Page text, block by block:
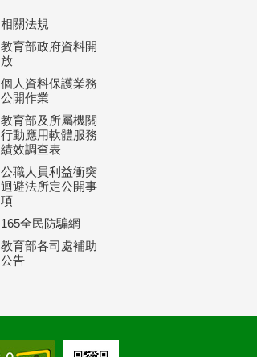
相關法規
教育部政府資料開
放
個人資料保護業務
公開作業
教育部及所屬機關
行動應用軟體服務
績效調查表
公職人員利益衝突
迴避法所定公開事
項
165全民防騙網
教育部各司處補助
公告